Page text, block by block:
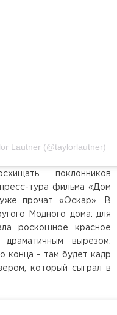
Lautner (@taylorlautner)
поклонников
тура фильма «Дом
прочат «Оскар». В
Модного дома: для
роскошное красное
вырезом.
конца – там будет кадр
который сыграл в